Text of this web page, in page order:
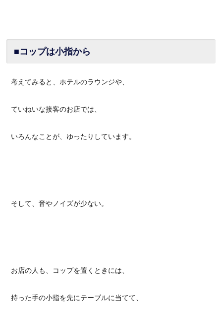
■コップは小指から
考えてみると、ホテルのラウンジや、
ていねいな接客のお店では、
いろんなことが、ゆったりしています。
そして、音やノイズが少ない。
お店の人も、コップを置くときには、
持った手の小指を先にテーブルに当てて、